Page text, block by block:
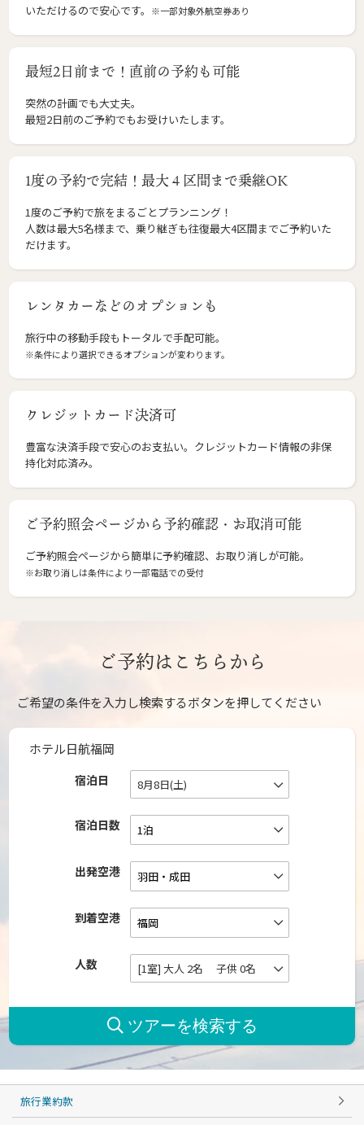
いただけるので安心です。
※一部対象外航空券あり
最短2日前まで！直前の予約も可能
突然の計画でも大丈夫。
最短2日前のご予約でもお受けいたします。
1度の予約で完結！最大４区間まで乗継OK
1度のご予約で旅をまるごとプランニング！
人数は最大5名様まで、乗り継ぎも往復最大4区間までご予約いた
だけます。
レンタカーなどのオプションも
旅行中の移動手段もトータルで手配可能。
※条件により選択できるオプションが変わります。
クレジットカード決済可
豊富な決済手段で安心のお支払い。クレジットカード情報の非保
持化対応済み。
ご予約照会ページから予約確認・お取消可能
ご予約照会ページから簡単に予約確認、お取り消しが可能。
※お取り消しは条件により一部電話での受付
ご予約はこちらから
ご希望の条件を入力し検索するボタンを押してください
ホテル日航福岡
宿泊日 8月8日(土)
宿泊日数
出発空港
到着空港
人数 [1室] 大人 2名 子供 0名
旅行業約款